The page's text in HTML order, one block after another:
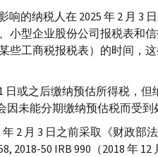
响的纳税人在 2025 年 2 月 3
小型企业股份公司报税表和
工商税报税表）的时间，
日或之后缴纳预估所得税，
未能分期缴纳预估税而受到
2 月 3 日之前采取《财政部
2018-50 IRB990（2018 年 12